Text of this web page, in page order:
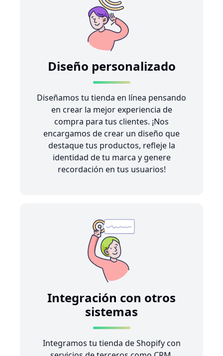
Diseño personalizado
Diseñamos tu tienda en línea pensando
en crear la mejor experiencia de
compra para tus clientes. ¡Nos
encargamos de crear un diseño que
destaque tus productos, refleje la
identidad de tu marca y genere
recordación en tus usuarios!
Integración con otros
sistemas
Integramos tu tienda de Shopify con